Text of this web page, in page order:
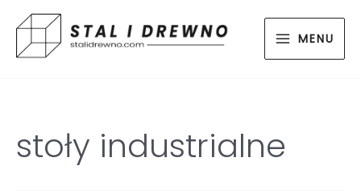
content
MAIN
MENU
MENU
stoły industrialne